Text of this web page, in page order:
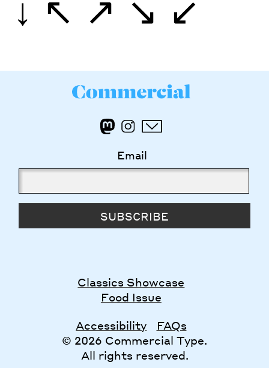
Email
SUBSCRIBE
Classics Showcase
Food Issue
Accessibility
FAQs
© 2026 Commercial Type.
All rights reserved.